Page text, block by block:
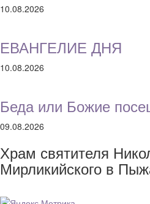
10.08.2026
ЕВАНГЕЛИЕ ДНЯ
10.08.2026
Беда или Божие
09.08.2026
Храм святителя
Мирликийского в